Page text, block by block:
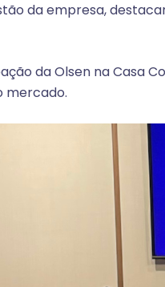
da empresa,
da Olsen na Casa
mercado.